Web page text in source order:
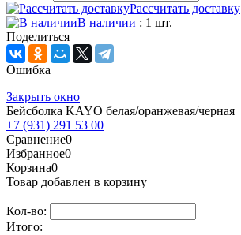
Рассчитать доставку
В наличии : 1 шт.
Поделиться
Ошибка
Закрыть окно
Бейсболка KAYO белая/оранжевая/черная
+7 (931) 291 53 00
Сравнение0
Избранное0
Корзина0
Товар добавлен в корзину
Кол-во:
Итого: